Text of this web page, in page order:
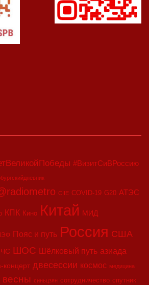
#ВизитСиВРоссию
CIIE COVID-19 G20 АТЭС
КПК Кино Китай МИД
Пояс и путь Россия США
ЧС ШОС Шёлковый путь азиада
концерт двесессии космос медицина
весны синьцзян сотрудничество спутник